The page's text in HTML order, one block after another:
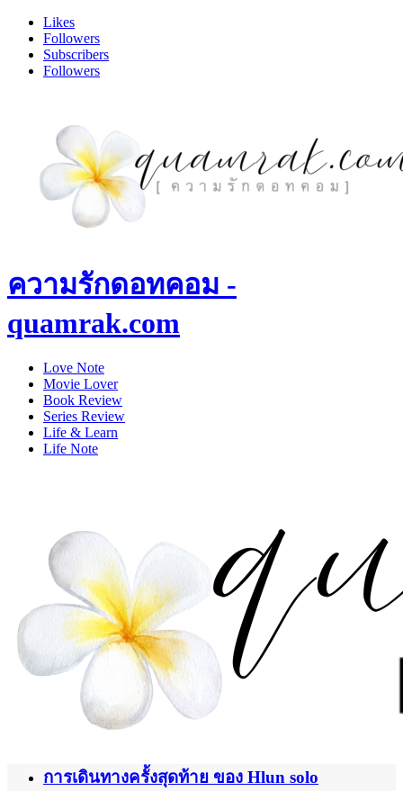
Likes
Followers
Subscribers
Followers
ความรักดอทคอม -
quamrak.com
Love Note
Movie Lover
Book Review
Series Review
Life & Learn
Life Note
การเดินทางครั้งสุดท้าย ของ Hlun solo